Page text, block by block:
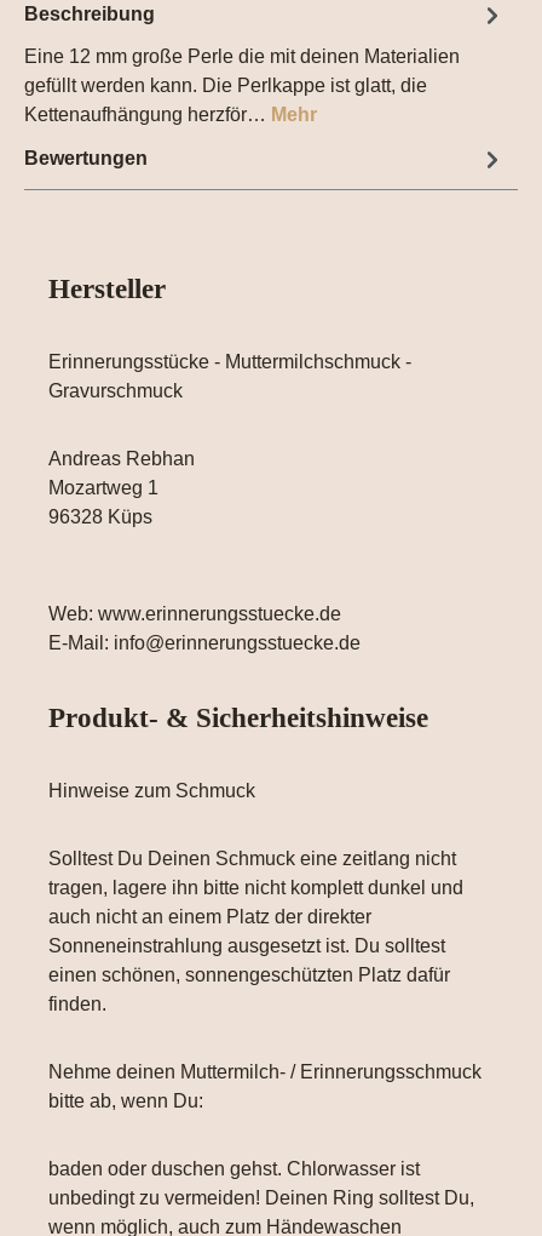
Beschreibung
Eine 12 mm große Perle die mit deinen Materialien
gefüllt werden kann. Die Perlkappe ist glatt, die
Kettenaufhängung herzför… Mehr
Bewertungen
Hersteller
Erinnerungsstücke - Muttermilchschmuck -
Gravurschmuck
Andreas Rebhan
Mozartweg 1
96328 Küps
Web: www.erinnerungsstuecke.de
E-Mail: info@erinnerungsstuecke.de
Produkt- & Sicherheitshinweise
Hinweise zum Schmuck
Solltest Du Deinen Schmuck eine zeitlang nicht
tragen, lagere ihn bitte nicht komplett dunkel und
auch nicht an einem Platz der direkter
Sonneneinstrahlung ausgesetzt ist. Du solltest
einen schönen, sonnengeschützten Platz dafür
finden.
Nehme deinen Muttermilch- / Erinnerungsschmuck
bitte ab, wenn Du:
baden oder duschen gehst. Chlorwasser ist
unbedingt zu vermeiden! Deinen Ring solltest Du,
wenn möglich, auch zum Händewaschen